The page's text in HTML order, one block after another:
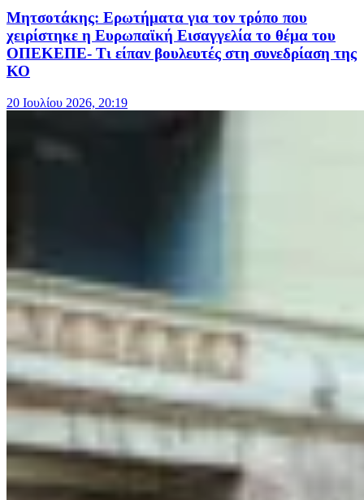
Μητσοτάκης: Ερωτήματα για τον τρόπο που
χειρίστηκε η Ευρωπαϊκή Εισαγγελία το θέμα του
ΟΠΕΚΕΠΕ- Τι είπαν βουλευτές στη συνεδρίαση της
ΚΟ
20 Ιουλίου 2026, 20:19